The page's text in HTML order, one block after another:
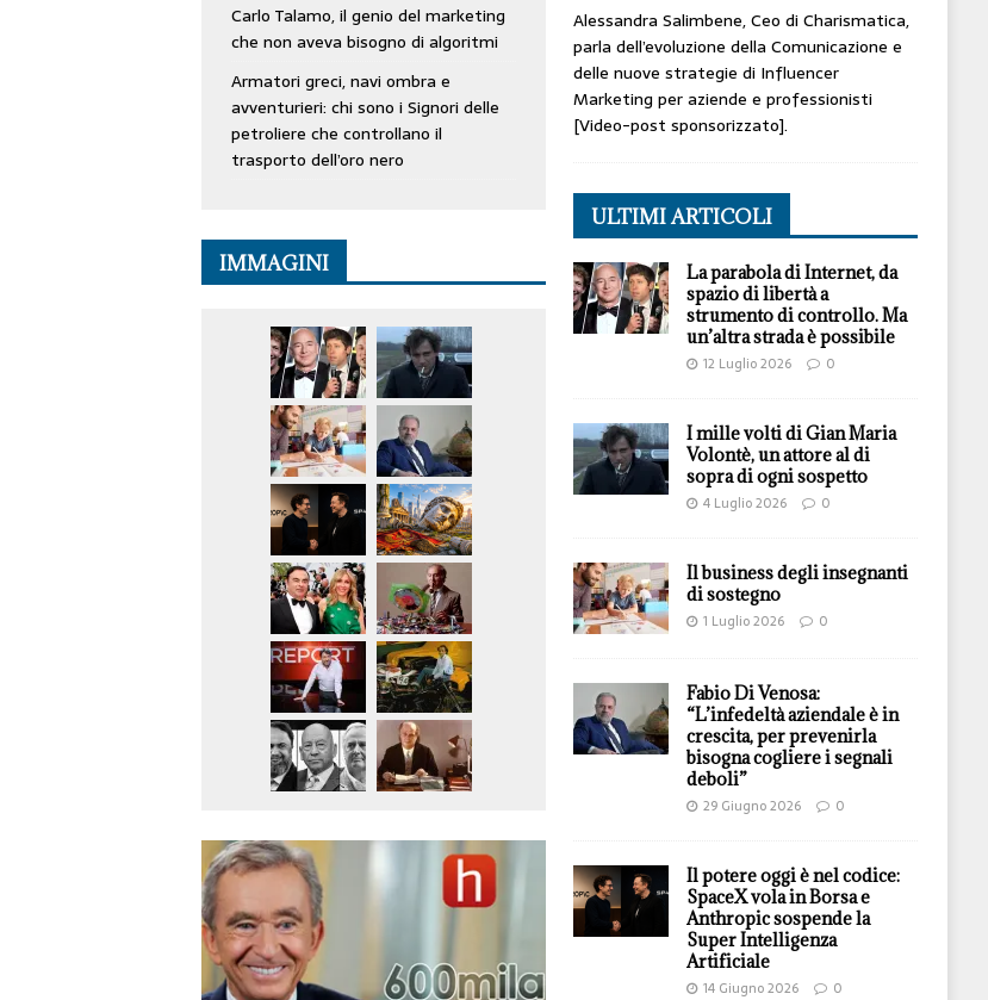
Carlo Talamo, il genio del marketing
che non aveva bisogno di algoritmi
Armatori greci, navi ombra e
avventurieri: chi sono i Signori delle
petroliere che controllano il
trasporto dell’oro nero
IMMAGINI
Alessandra Salimbene, Ceo di Charismatica,
parla dell’evoluzione della Comunicazione e
delle nuove strategie di Influencer
Marketing per aziende e professionisti
[Video-post sponsorizzato].
ULTIMI ARTICOLI
La parabola di Internet, da
spazio di libertà a
strumento di controllo. Ma
un’altra strada è possibile
12 Luglio 2026 0
I mille volti di Gian Maria
Volontè, un attore al di
sopra di ogni sospetto
4 Luglio 2026 0
Il business degli insegnanti
di sostegno
1 Luglio 2026 0
Fabio Di Venosa:
“L’infedeltà aziendale è in
crescita, per prevenirla
bisogna cogliere i segnali
deboli”
29 Giugno 2026 0
Il potere oggi è nel codice:
SpaceX vola in Borsa e
Anthropic sospende la
Super Intelligenza
Artificiale
14 Giugno 2026 0